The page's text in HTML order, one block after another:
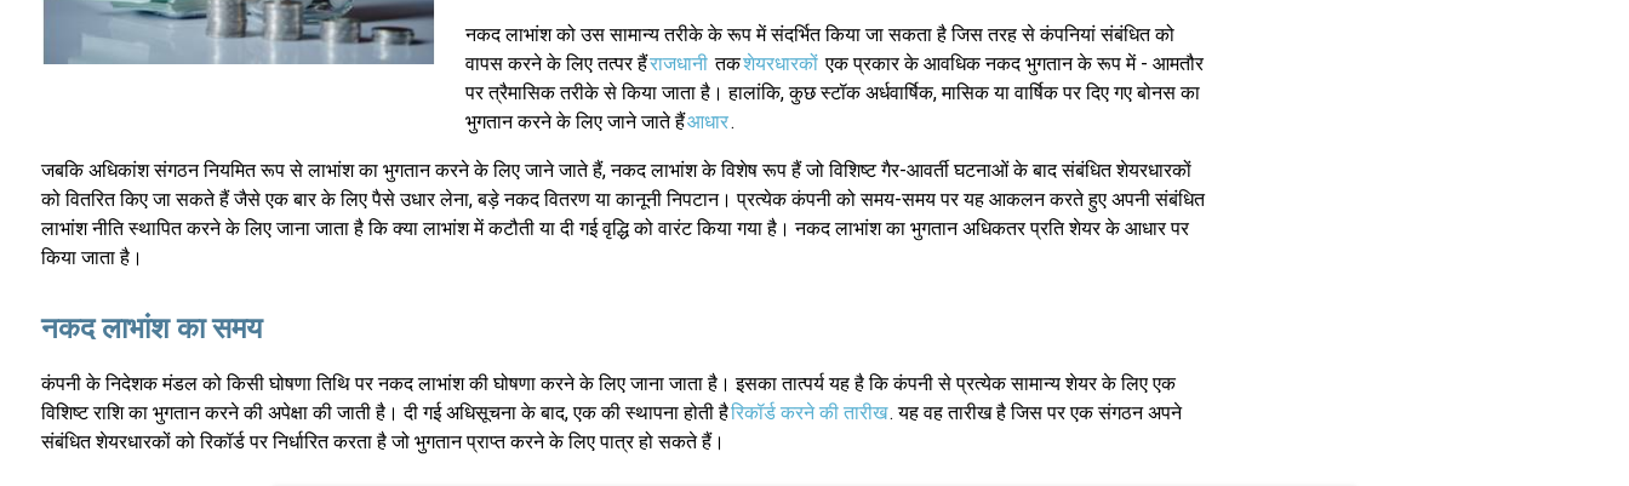
नकद लाभांश को उस सामान्य तरीके के रूप में संदर्भित किया जा सकता है जिस तरह से कंपनियां संबंधित को
वापस करने के लिए तत्पर हैंराजधानी तकशेयरधारकों एक प्रकार के आवधिक नकद भुगतान के रूप में - आमतौर
पर त्रैमासिक तरीके से किया जाता है। हालांकि, कुछ स्टॉक अर्धवार्षिक, मासिक या वार्षिक पर दिए गए बोनस का
भुगतान करने के लिए जाने जाते हैंआधार.
जबकि अधिकांश संगठन नियमित रूप से लाभांश का भुगतान करने के लिए जाने जाते हैं, नकद लाभांश के विशेष रूप हैं जो विशिष्ट गैर-आवर्ती घटनाओं के बाद संबंधित शेयरधारकों
को वितरित किए जा सकते हैं जैसे एक बार के लिए पैसे उधार लेना, बड़े नकद वितरण या कानूनी निपटान। प्रत्येक कंपनी को समय-समय पर यह आकलन करते हुए अपनी संबंधित
लाभांश नीति स्थापित करने के लिए जाना जाता है कि क्या लाभांश में कटौती या दी गई वृद्धि को वारंट किया गया है। नकद लाभांश का भुगतान अधिकतर प्रति शेयर के आधार पर
किया जाता है।
नकद लाभांश का समय
कंपनी के निदेशक मंडल को किसी घोषणा तिथि पर नकद लाभांश की घोषणा करने के लिए जाना जाता है। इसका तात्पर्य यह है कि कंपनी से प्रत्येक सामान्य शेयर के लिए एक
विशिष्ट राशि का भुगतान करने की अपेक्षा की जाती है। दी गई अधिसूचना के बाद, एक की स्थापना होती हैरिकॉर्ड करने की तारीख. यह वह तारीख है जिस पर एक संगठन अपने
संबंधित शेयरधारकों को रिकॉर्ड पर निर्धारित करता है जो भुगतान प्राप्त करने के लिए पात्र हो सकते हैं।